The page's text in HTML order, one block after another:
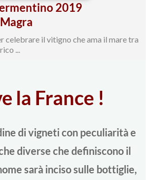
2019
celebrare il vitigno che ama il mare tra
...
la France !
di vigneti con peculiarità e
diverse che definiscono il
sarà inciso sulle bottiglie,